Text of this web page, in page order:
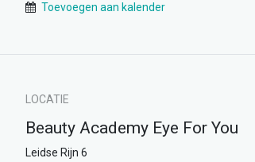
Toevoegen aan kalender
LOCATIE
Beauty Academy Eye For You
Leidse Rijn 6